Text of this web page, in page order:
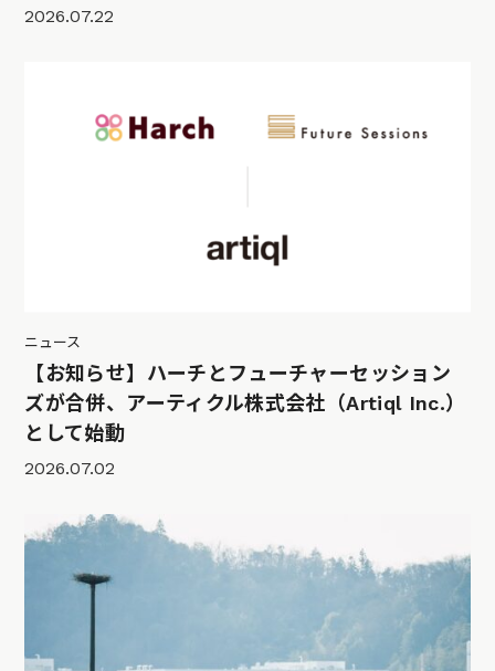
2026.07.22
ニュース
【お知らせ】ハーチとフューチャーセッション
ズが合併、アーティクル株式会社（Artiql Inc.）
として始動
2026.07.02